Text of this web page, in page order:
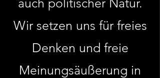
auch politischer Natur.
Wir setzen uns für freies
Denken und freie
Meinungsäußerung in